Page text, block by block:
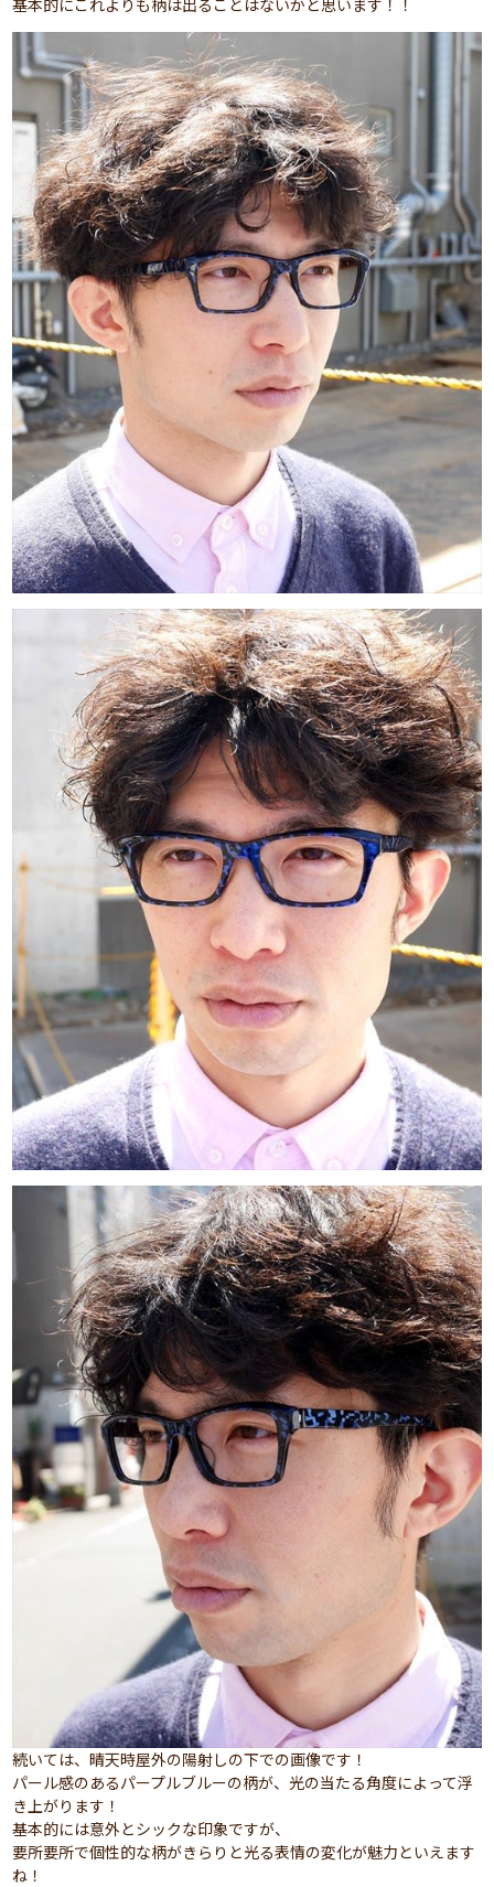
続いては、晴天時屋外の陽射しの下での画像です！
パール感のあるパープルブルーの柄が、光の当たる角度によって浮
き上がります！
基本的には意外とシックな印象ですが、
要所要所で個性的な柄がきらりと光る表情の変化が魅力といえます
ね！